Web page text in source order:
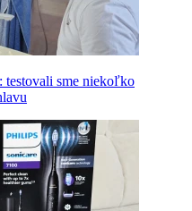
testovali sme niekoľko